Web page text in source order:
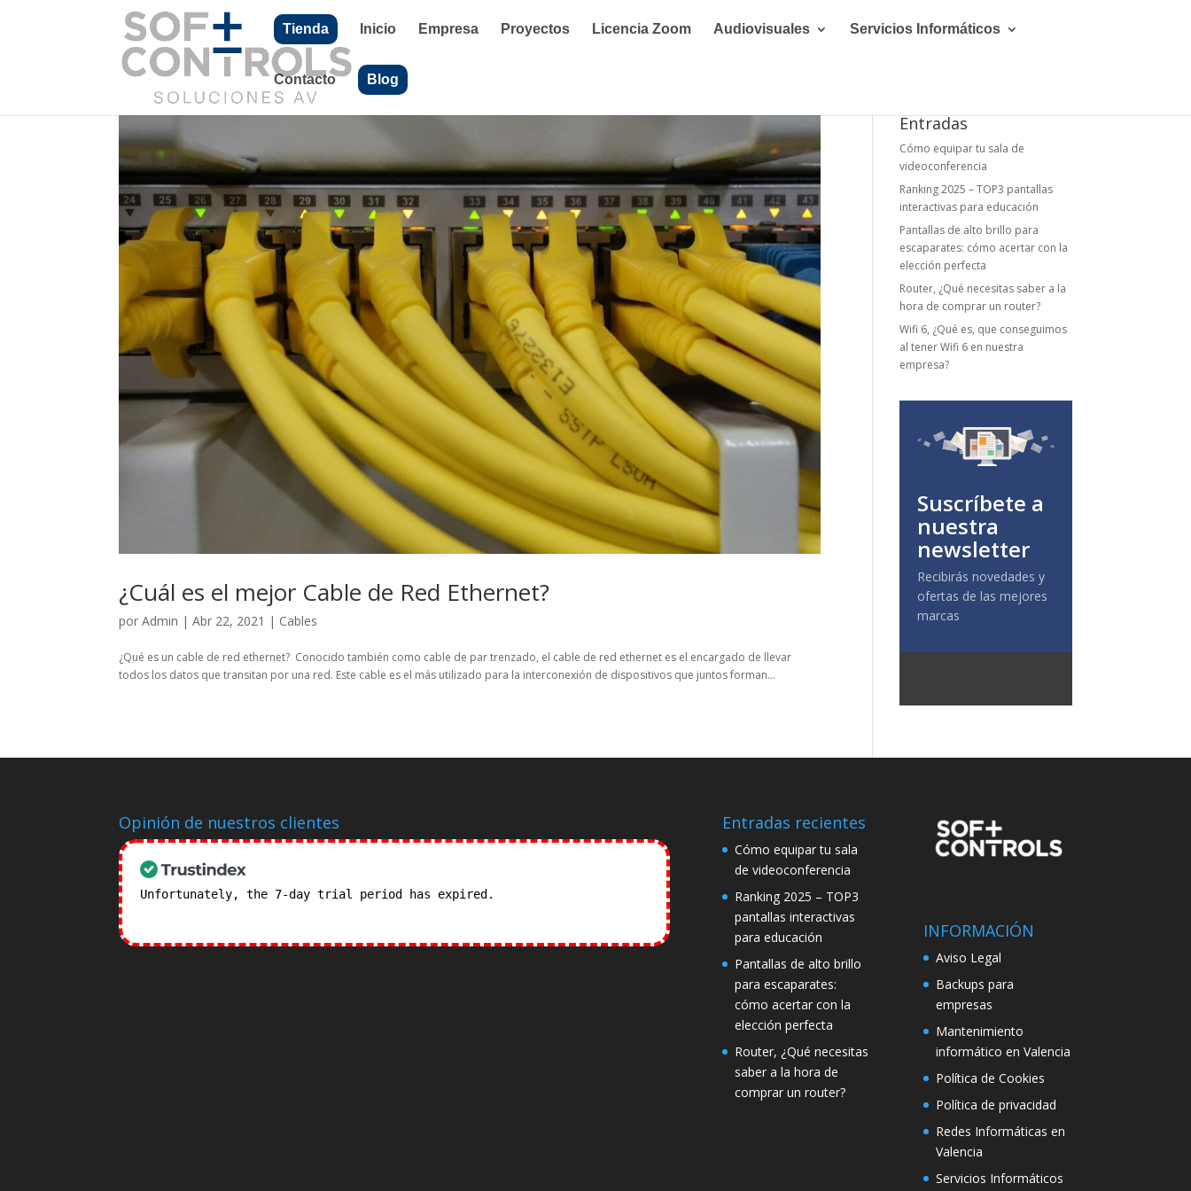
Tienda Inicio Empresa Proyectos Licencia Zoom Audiovisuales Servicios Informáticos
Contacto Blog
¿Cuál es el mejor Cable de Red Ethernet?
porAdmin |Abr 22, 2021 | Cables
¿Qué es un cable de red ethernet? Conocido también como cable de par trenzado, el cable de red ethernet es el encargado de llevar
todos los datos que transitan por una red. Este cable es el más utilizado para la interconexión de dispositivos que juntos forman...
Entradas
Cómo equipar tu sala de
videoconferencia
Ranking 2025 – TOP3 pantallas
interactivas para educación
Pantallas de alto brillo para
escaparates: cómo acertar con la
elección perfecta
Router, ¿Qué necesitas saber a la
hora de comprar un router?
Wifi 6, ¿Qué es, que conseguimos
al tener Wifi 6 en nuestra
empresa?
Suscríbete a
nuestra
newsletter
Recibirás novedades y
ofertas de las mejores
marcas
Opinión de nuestros clientes
Unfortunately, the 7-day trial period has expired.
Entradas recientes
Cómo equipar tu sala
de videoconferencia
Ranking 2025 – TOP3
pantallas interactivas
para educación
Pantallas de alto brillo
para escaparates:
cómo acertar con la
elección perfecta
Router, ¿Qué necesitas
saber a la hora de
comprar un router?
INFORMACIÓN
Aviso Legal
Backups para
empresas
Mantenimiento
informático en Valencia
Política de Cookies
Política de privacidad
Redes Informáticas en
Valencia
Servicios Informáticos